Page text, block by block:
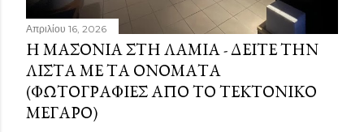
Απριλίου 16, 2026
Η ΜΑΣΟΝΊΑ ΣΤΗ ΛΑΜΊΑ - ΔΕΊΤΕ ΤΗΝ
ΛΊΣΤΑ ΜΕ ΤΑ ΟΝΌΜΑΤΑ
(ΦΩΤΟΓΡΑΦΊΕΣ ΑΠΌ ΤΟ ΤΕΚΤΟΝΙΚΌ
ΜΈΓΑΡΟ)